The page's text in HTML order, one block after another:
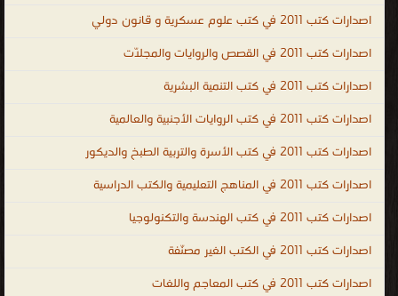
اصدارات كتب 2011 في كتب علوم عسكرية و قانون دولي
اصدارات كتب 2011 في القصص والروايات والمجلّات
اصدارات كتب 2011 في كتب التنمية البشرية
اصدارات كتب 2011 في كتب الروايات الأجنبية والعالمية
اصدارات كتب 2011 في كتب الأسرة والتربية الطبخ والديكور
اصدارات كتب 2011 في المناهج التعليمية والكتب الدراسية
اصدارات كتب 2011 في كتب الهندسة والتكنولوجيا
اصدارات كتب 2011 في الكتب الغير مصنّفة
اصدارات كتب 2011 في كتب المعاجم واللغات